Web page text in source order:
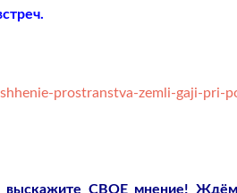
prostranstva-zemli-gaji-pri-
выскажите СВОЕ мнение!